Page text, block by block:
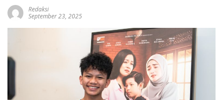
Redaksi
September 23, 2025